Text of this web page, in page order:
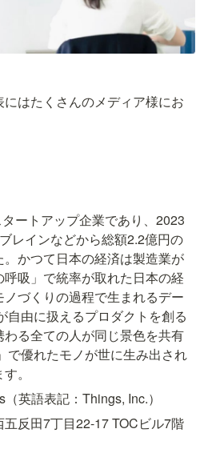
はたくさんのメディア様にお
ートアップ企業であり、2023
レインなどから総額2.2億円の
かつて日本の経済は製造業が
吸」で統率が取れた日本の経
づくりの過程で生まれるデー
自由に扱えるプロダクトを創る
る全ての人が同じ景色を共有
で優れたモノが世に生み出され
。
英語表記：Things, Inc.）
反田7丁目22-17 TOCビル7階